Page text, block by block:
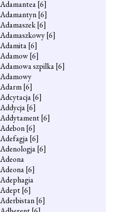
Adamantea[6]
Adamantyn[6]
Adamaszek[6]
Adamaszkowy[6]
Adamita[6]
Adamow[6]
Adamowa szpilka[6]
Adamowy
Adarm[6]
Adcytacja[6]
Addycja[6]
Addytament[6]
Adebon[6]
Adefagja[6]
Adenologja[6]
Adeona
Adeona[6]
Adephagia
Adept[6]
Aderbistan[6]